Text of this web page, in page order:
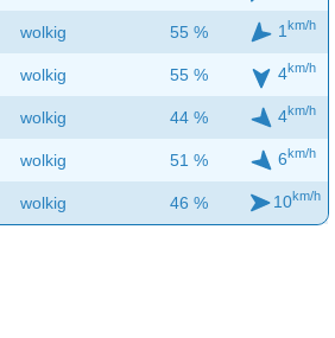
wolkig 55 % 1 km/h
wolkig 55 % 4km/h
wolkig 44 % 4km/h
wolkig 51 % 6km/h
wolkig 46 % 10km/h